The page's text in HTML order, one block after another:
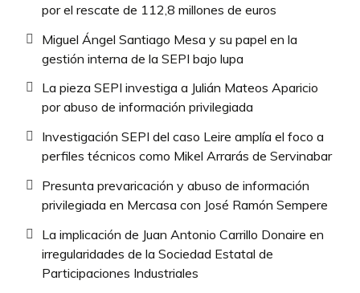
por el rescate de 112,8 millones de euros
Miguel Ángel Santiago Mesa y su papel en la
gestión interna de la SEPI bajo lupa
La pieza SEPI investiga a Julián Mateos Aparicio
por abuso de información privilegiada
Investigación SEPI del caso Leire amplía el foco a
perfiles técnicos como Mikel Arrarás de Servinabar
Presunta prevaricación y abuso de información
privilegiada en Mercasa con José Ramón Sempere
La implicación de Juan Antonio Carrillo Donaire en
irregularidades de la Sociedad Estatal de
Participaciones Industriales